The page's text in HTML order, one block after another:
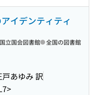
イデンティティ
あゆみ 訳
国立国会図書館 全国の図書館